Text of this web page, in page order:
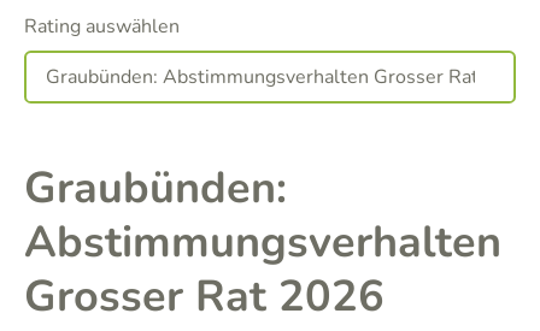
Rating auswählen
Graubünden:
Abstimmungsverhalten
Grosser Rat 2026